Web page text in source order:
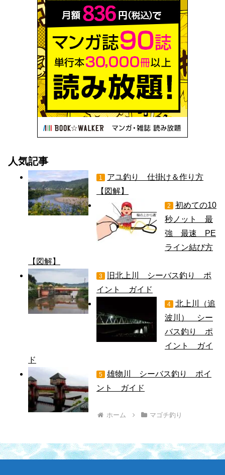
人気記事
1
アユ釣り 仕掛け＆作り方
【図解】
2
初めての10
秒ノット 最
強 最速 PE
ライン結び方
【図解】
3
旧北上川 シーバス釣り ポ
イント ガイド
4
北上川（追
波川） シー
バス釣り ポ
イント ガイ
ド
5
雄物川 シーバス釣り ポイ
ント ガイド
ホーム マゴチ釣り